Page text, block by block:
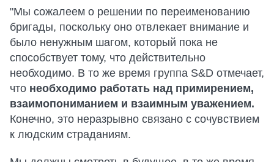
"Мы сожалеем о решении по переименованию
бригады, поскольку оно отвлекает внимание и
было ненужным шагом, который пока не
способствует тому, что действительно
необходимо. В то же время группа S&D отмечает,
что необходимо работать над примирением,
взаимопониманием и взаимным уважением.
Конечно, это неразрывно связано с сочувствием
к людским страданиям.